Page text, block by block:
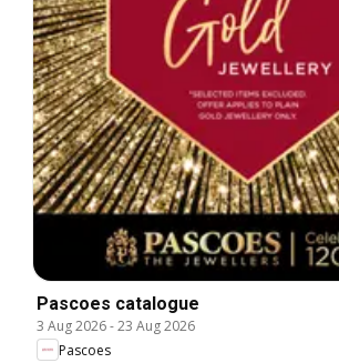
Pascoes catalogue
3 Aug 2026-23 Aug 2026
Pascoes